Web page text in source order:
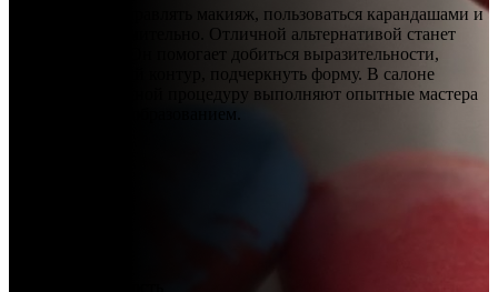
Постоянно подправлять макияж, пользоваться карандашами и
помадами – утомительно. Отличной альтернативой станет
перманент губ. Он помогает добиться выразительности,
сохранить четкий контур, подчеркнуть форму. В салоне
Екатерины Юдиной процедуру выполняют опытные мастера